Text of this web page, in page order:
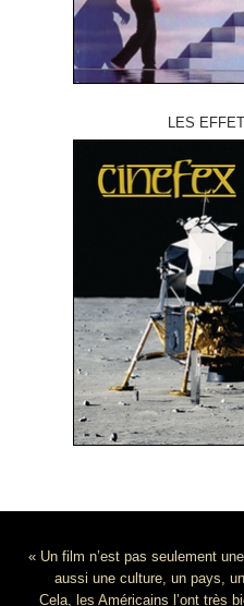
LES
« Un film n’est pas seulement
aussi une culture, un pays,
Cela, les Américains l’ont très